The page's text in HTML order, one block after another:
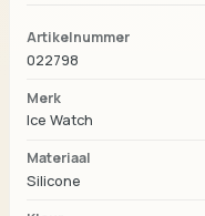
Artikelnummer
022798
Merk
Ice Watch
Materiaal
Silicone